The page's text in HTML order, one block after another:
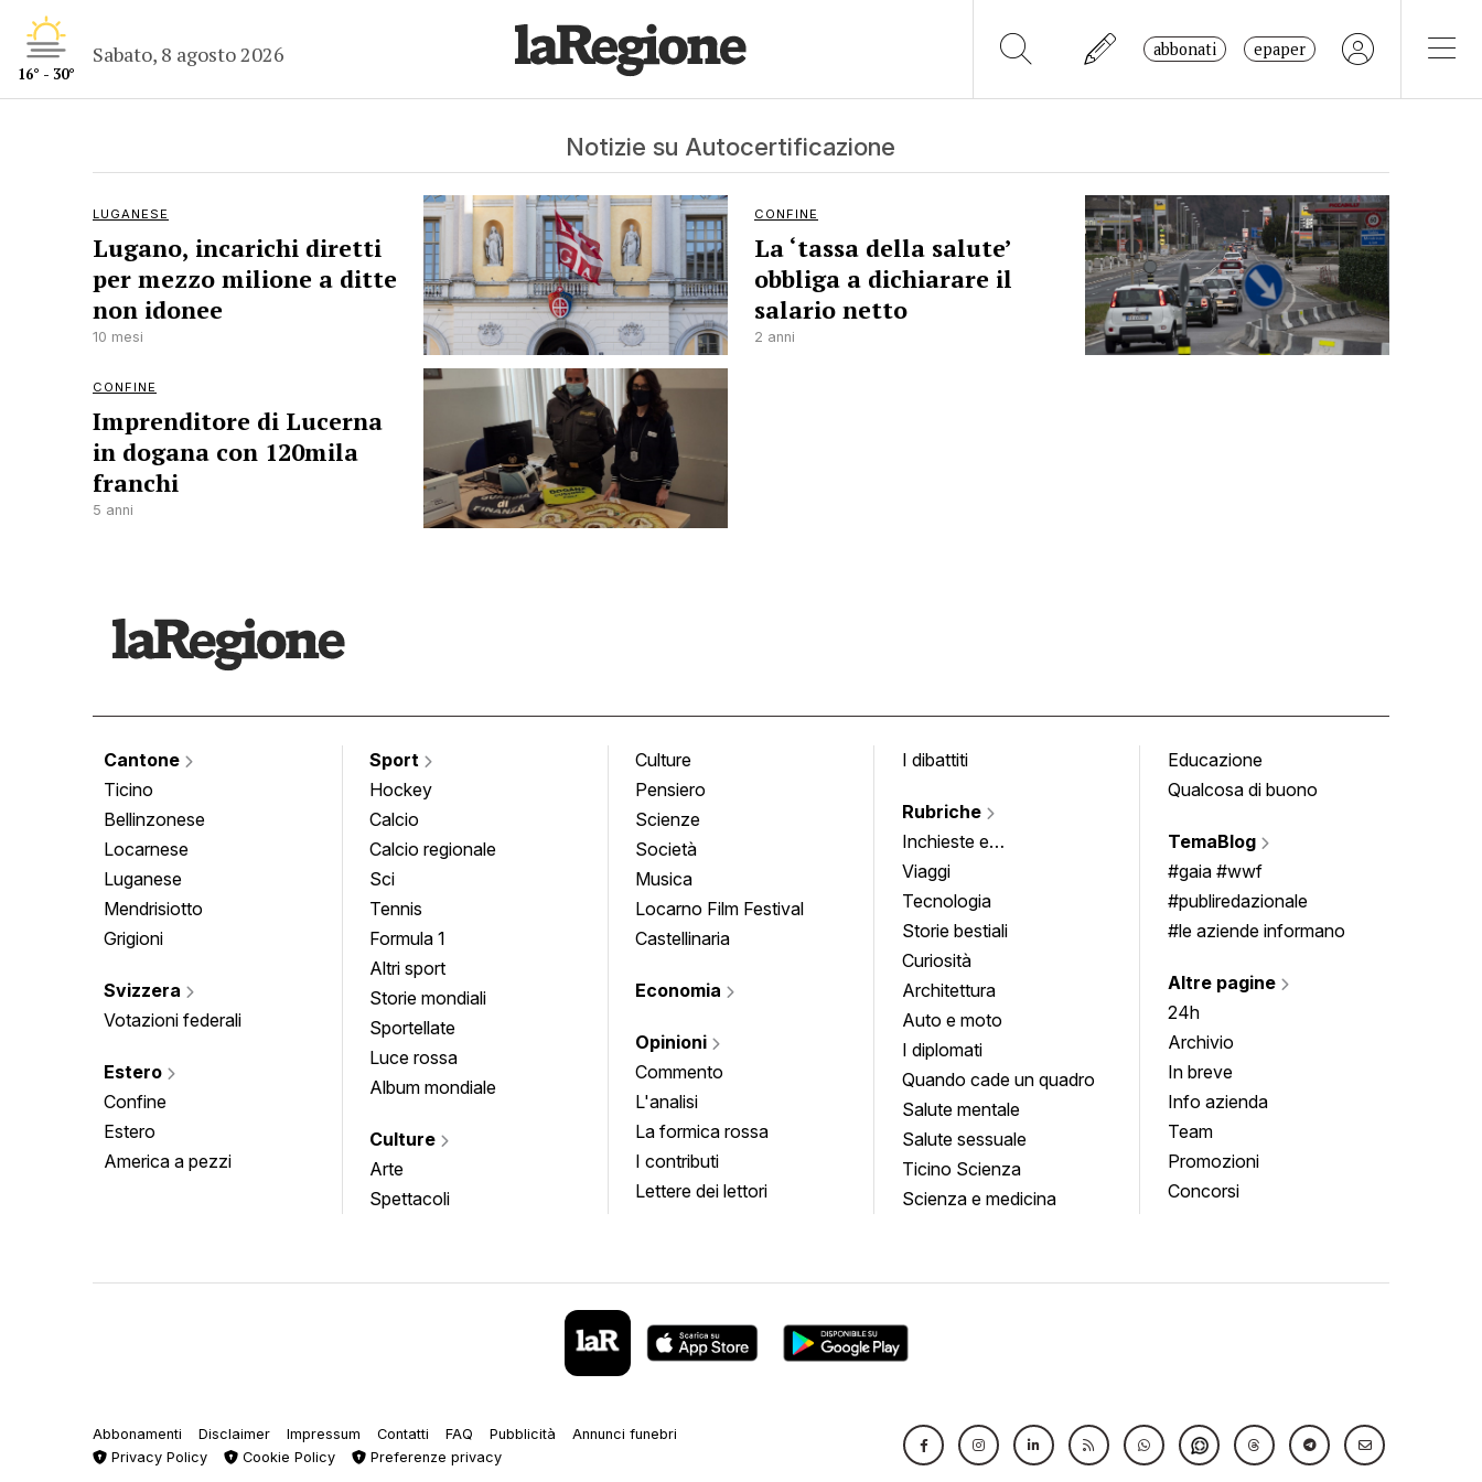
16° - 30°
Sabato, 8 agosto 2026 abbonati epaper
Notizie su Autocertificazione
LUGANESE
Lugano, incarichi diretti
per mezzo milione a ditte
non idonee
10 mesi
CONFINE
La ‘tassa della salute’
obbliga a dichiarare il
salario netto
2 anni
CONFINE
Imprenditore di Lucerna
in dogana con 120mila
franchi
5 anni
Cantone
Ticino
Bellinzonese
Locarnese
Luganese
Mendrisiotto
Grigioni
Svizzera
Votazioni federali
Estero
Confine
Estero
America a pezzi
Sport
Hockey
Calcio
Calcio regionale
Sci
Tennis
Formula 1
Altri sport
Storie mondiali
Sportellate
Luce rossa
Album mondiale
Culture
Arte
Spettacoli
Culture
Pensiero
Scienze
Società
Musica
Locarno Film Festival
Castellinaria
Economia
Opinioni
Commento
L'analisi
La formica rossa
I contributi
Lettere dei lettori
I dibattiti
Rubriche
Inchieste e
approfondimenti
Viaggi
Tecnologia
Storie bestiali
Curiosità
Architettura
Auto e moto
I diplomati
Quando cade un quadro
Salute mentale
Salute sessuale
Ticino Scienza
Scienza e medicina
Educazione
Qualcosa di buono
TemaBlog
#gaia #wwf
#publiredazionale
#le aziende informano
Altre pagine
24h
Archivio
In breve
Info azienda
Team
Promozioni
Concorsi
Abbonamenti Disclaimer Impressum Contatti FAQ Pubblicità
Annunci funebri
Privacy Policy
Cookie Policy Preferenze privacy